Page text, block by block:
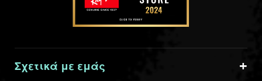
Σχετικά με εμάς